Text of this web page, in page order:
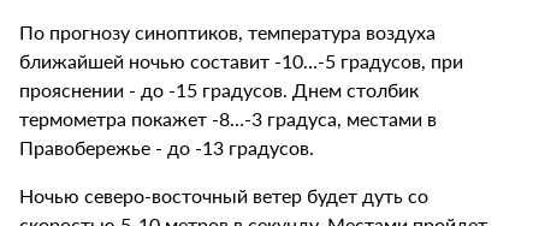
По прогнозу синоптиков, температура воздуха
ближайшей ночью составит -10…-5 градусов, при
прояснении - до -15 градусов. Днем столбик
термометра покажет -8…-3 градуса, местами в
Правобережье - до -13 градусов.
Ночью северо-восточный ветер будет дуть со